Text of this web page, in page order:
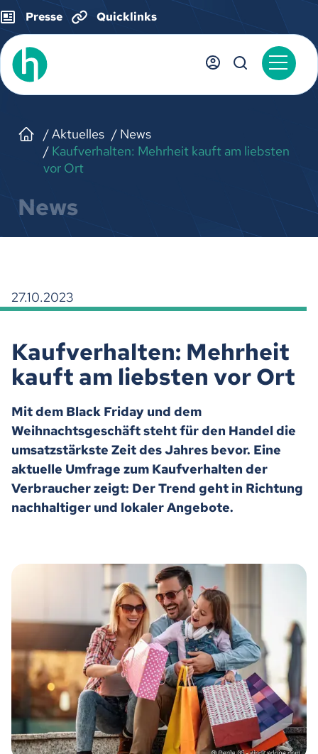
Presse Quicklinks
Aktuelles
News
Kaufverhalten: Mehrheit kauft am liebsten
vor Ort
News
27.10.2023
Kaufverhalten: Mehrheit
kauft am liebsten vor Ort
Mit dem Black Friday und dem
Weihnachtsgeschäft steht für den Handel die
umsatzstärkste Zeit des Jahres bevor. Eine
aktuelle Umfrage zum Kaufverhalten der
Verbraucher zeigt: Der Trend geht in Richtung
nachhaltiger und lokaler Angebote.